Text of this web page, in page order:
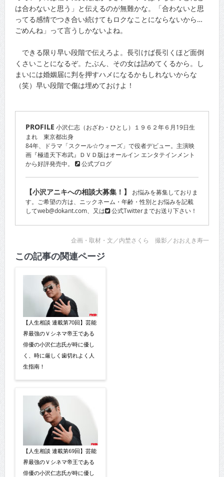
は合わないと思う」と伝えるのが無難かな。「合わないと思
ってる感情でつき合い続けてもロクなことにならないから…
ごめんね」って言うしかないよね。
できる限り早い段階で伝えろよ。長引けば長引くほど面倒
くさいことになるぞ。たぶん、その女は詰めてくるから。し
まいには婚姻届に判を押すハメになるかもしれないからな
（笑）早い段階で傷は埋めておけよ！
PROFILE 小沢仁志（おざわ・ひとし）１９６２年６月19日生
まれ 東京都出身
84年、ドラマ「スクール☆ウォーズ」で役者デビュー。主演映
画『極道天下布武』ＤＶＤ版はオールイン エンタテインメント
から好評発売中。
公式ブログ
【小沢アニキへの相談大募集！】
お悩みを募集しておりま
す。ご希望の方は、ニックネーム・年齢・性別とお悩みを記載
してweb@dokant.com、又は
公式Twitterまでお送り下さい！
企画・取材・文／内埜さくら 撮影／おおえき寿一
この記事の関連ページ
【人生相談 連載第70回】芸能
界最強のＶシネマ帝王である
俳優の小沢仁志氏が時に優し
く、時に厳しく歯切れよく人
生指南！
【人生相談 連載第69回】芸能
界最強のＶシネマ帝王である
俳優の小沢仁志氏が時に優し